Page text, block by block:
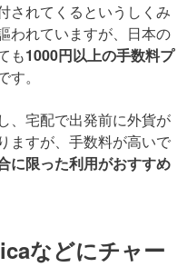
されてくるというしくみ
われていますが、日本の
も1000円以上の手数料プ
。
、宅配で出発前に外貨が
ますが、手数料が高いで
に限った利用がおすすめ
などにチャー